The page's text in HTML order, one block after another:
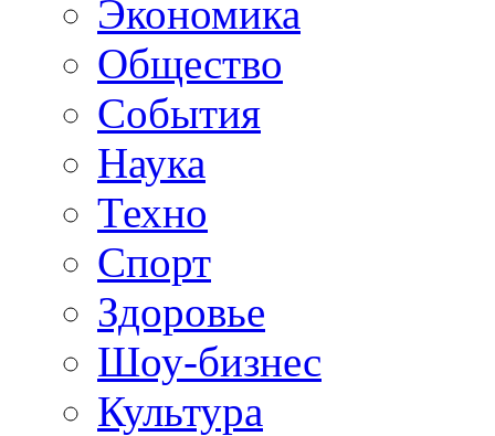
Экономика
Общество
События
Наука
Техно
Спорт
Здоровье
Шоу-бизнес
Культура